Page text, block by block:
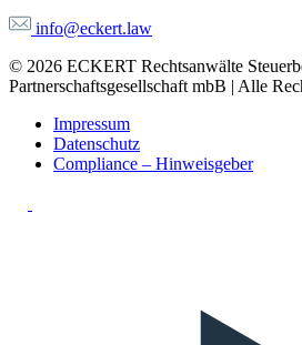
info@eckert.law
© 2026 ECKERT Rechtsanwälte
Partnerschaftsgesellschaft mbB | Alle
Impressum
Datenschutz
Compliance – Hinweisgeber